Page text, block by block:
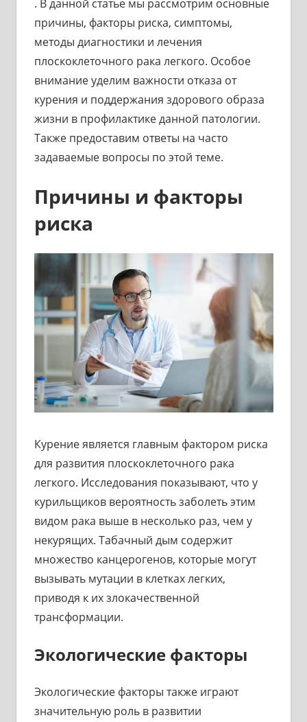
. В данной статье мы рассмотрим основные
причины, факторы риска, симптомы,
методы диагностики и лечения
плоскоклеточного рака легкого. Особое
внимание уделим важности отказа от
курения и поддержания здорового образа
жизни в профилактике данной патологии.
Также предоставим ответы на часто
задаваемые вопросы по этой теме.
Причины и факторы
риска
Курение является главным фактором риска
для развития плоскоклеточного рака
легкого. Исследования показывают, что у
курильщиков вероятность заболеть этим
видом рака выше в несколько раз, чем у
некурящих. Табачный дым содержит
множество канцерогенов, которые могут
вызывать мутации в клетках легких,
приводя к их злокачественной
трансформации.
Экологические факторы
Экологические факторы также играют
значительную роль в развитии